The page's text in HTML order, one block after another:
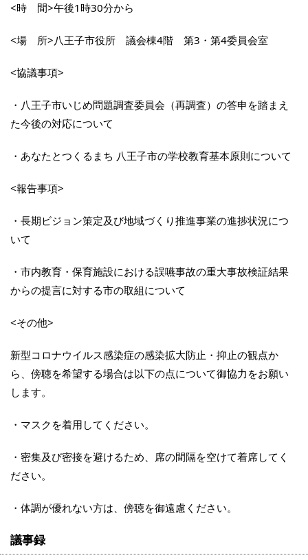
<時 間>午後1時30分から
<場 所>八王子市役所 議会棟4階 第3・第4委員会室
<協議事項>
・八王子市いじめ問題調査委員会（再調査）の答申を踏まえ
た今後の対応について
・あなたとつくるまち 八王子市の学校教育基本原則について
<報告事項>
・長期ビジョン策定及び地域づくり推進事業の進捗状況につ
いて
・市内教育・保育施設における誤嚥事故の重大事故検証結果
からの提言に対する市の取組について
<その他>
新型コロナウイルス感染症の感染拡大防止・抑止の観点か
ら、傍聴を希望する場合は以下の点について御協力をお願い
します。
・マスクを着用してください。
・密集及び密接を避けるため、席の間隔を空けて着席してく
ださい。
・体調が優れない方は、傍聴を御遠慮ください。
議事録